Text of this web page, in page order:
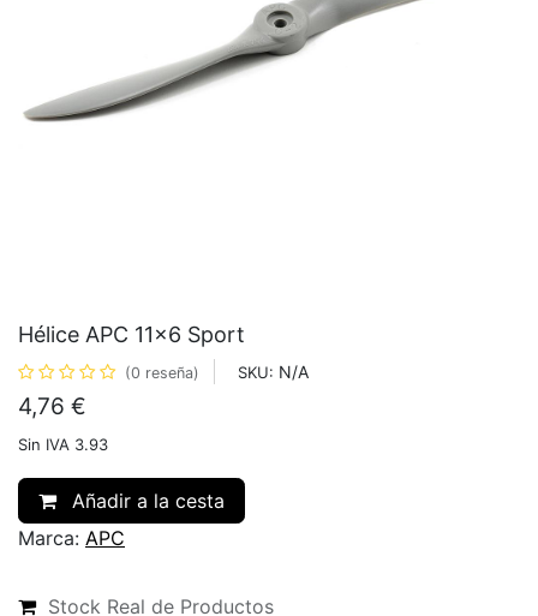
Hélice APC 11x6 Sport
(0 reseña) SKU: N/A
4,76 €
Sin IVA 3.93
Añadir a la cesta
Marca: APC
Stock Real de Productos